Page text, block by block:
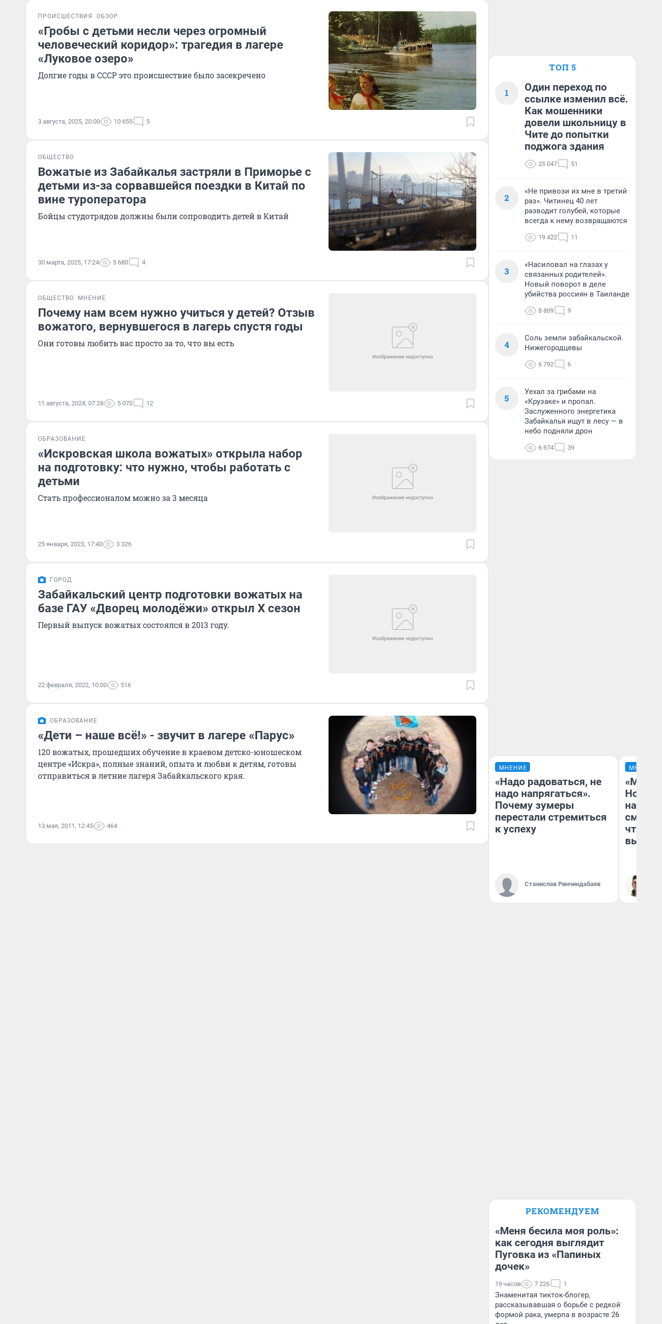
ПРОИСШЕСТВИЯ ОБЗОР
«Гробы с детьми несли через огромный
человеческий коридор»: трагедия в лагере
«Луковое озеро»
Долгие годы в СССР это происшествие было засекречено
3 августа, 2025, 20:00 10 655 5
ОБЩЕСТВО
Вожатые из Забайкалья застряли в Приморье с
детьми из-за сорвавшейся поездки в Китай по
вине туроператора
Бойцы студотрядов должны были сопроводить детей в Китай
30 марта, 2025, 17:24 5 680 4
ОБЩЕСТВО МНЕНИЕ
Почему нам всем нужно учиться у детей? Отзыв
вожатого, вернувшегося в лагерь спустя годы
Они готовы любить вас просто за то, что вы есть
11 августа, 2024, 07:28 5 070 12
ОБРАЗОВАНИЕ
«Искровская школа вожатых» открыла набор
на подготовку: что нужно, чтобы работать с
детьми
Стать профессионалом можно за 3 месяца
25 января, 2023, 17:40 3 326
ГОРОД
Забайкальский центр подготовки вожатых на
базе ГАУ «Дворец молодёжи» открыл X сезон
Первый выпуск вожатых состоялся в 2013 году.
22 февраля, 2022, 10:00 516
ОБРАЗОВАНИЕ
«Дети – наше всё!» - звучит в лагере «Парус»
120 вожатых, прошедших обучение в краевом детско-юношеском
центре «Искра», полные знаний, опыта и любви к детям, готовы
отправиться в летние лагеря Забайкальского края.
13 мая, 2011, 12:45 464
ТОП 5
1
Один переход по
ссылке изменил всё.
Как мошенники
довели школьницу в
Чите до попытки
поджога здания
25 047 51
2
«Не привози их мне в третий
раз». Читинец 40 лет
разводит голубей, которые
всегда к нему возвращаются
19 422 11
3
«Насиловал на глазах у
связанных родителей».
Новый поворот в деле
убийства россиян в Таиланде
8 809 9
4
Соль земли забайкальской.
Нижегородцевы
6 792 6
5
Уехал за грибами на
«Крузаке» и пропал.
Заслуженного энергетика
Забайкалья ищут в лесу — в
небо подняли дрон
6 674 39
МНЕНИЕ
«Надо радоваться, не
надо напрягаться».
Почему зумеры
перестали стремиться
к успеху
Станислав Ринчиндабаев
МНЕНИЕ
«Мы
чтобы
РЕКОМЕНДУЕМ
«Меня бесила моя роль»:
как сегодня выглядит
Пуговка из «Папиных
дочек»
19 часов 7 226 1
Знаменитая тикток-блогер,
рассказывавшая о борьбе с редкой
формой рака, умерла в возрасте 26